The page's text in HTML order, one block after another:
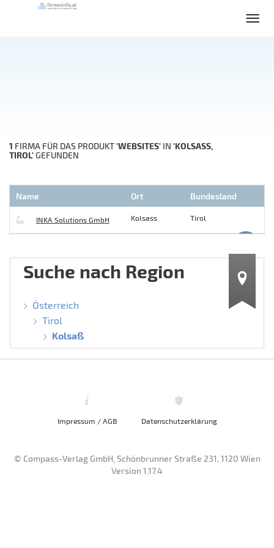
1 FIRMA FÜR DAS PRODUKT'WEBSITES' IN 'KOLSASS, T
IROL' GEFUNDEN
Name Ort Bundesland
INKA Solutions GmbH Kolsass Tirol
Suche nach Region
Österreich
Tirol
Kolsaß
Impressum / AGB Datenschutzerklärung
© Compass-Verlag GmbH, Schönbrunner Straße 231, 1120 Wien
Version 1.17.4